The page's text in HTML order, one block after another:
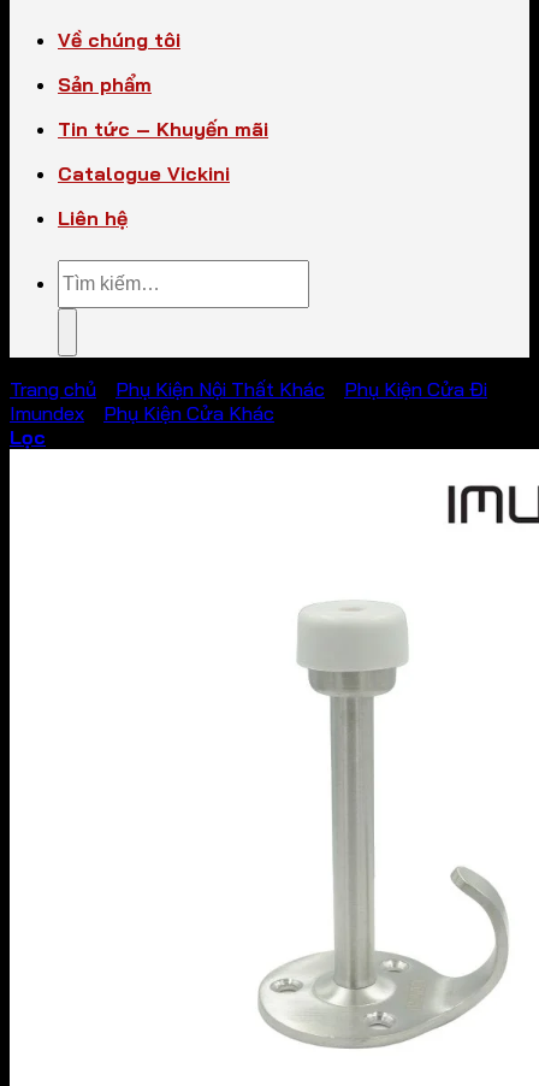
Về chúng tôi
Sản phẩm
Tin tức – Khuyến mãi
Catalogue Vickini
Liên hệ
Tìm
kiếm:
Trang chủ Phụ Kiện Nội Thất Khác
Phụ Kiện Cửa Đi
Imundex
Phụ Kiện Cửa Khác
Lọc